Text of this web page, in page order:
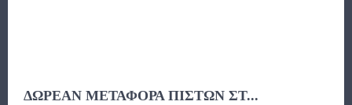
ΔΩΡΕΑΝ ΜΕΤΑΦΟΡΑ ΠΙΣΤΩΝ ΣΤ...